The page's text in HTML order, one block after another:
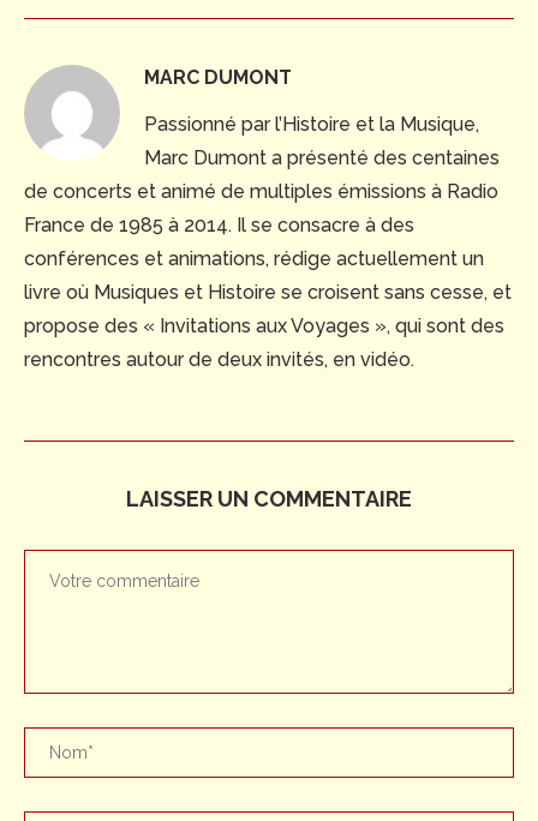
MARC DUMONT
Passionné par l’Histoire et la Musique,
Marc Dumont a présenté des centaines
de concerts et animé de multiples émissions à Radio
France de 1985 à 2014. Il se consacre à des
conférences et animations, rédige actuellement un
livre où Musiques et Histoire se croisent sans cesse, et
propose des « Invitations aux Voyages », qui sont des
rencontres autour de deux invités, en vidéo.
LAISSER UN COMMENTAIRE